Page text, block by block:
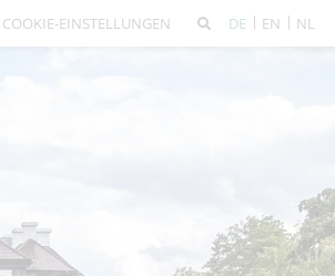
COOKIE-EINSTELLUNGEN DE EN NL